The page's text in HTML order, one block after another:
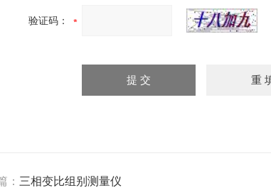
验证码：
： 三相变比组别测量仪